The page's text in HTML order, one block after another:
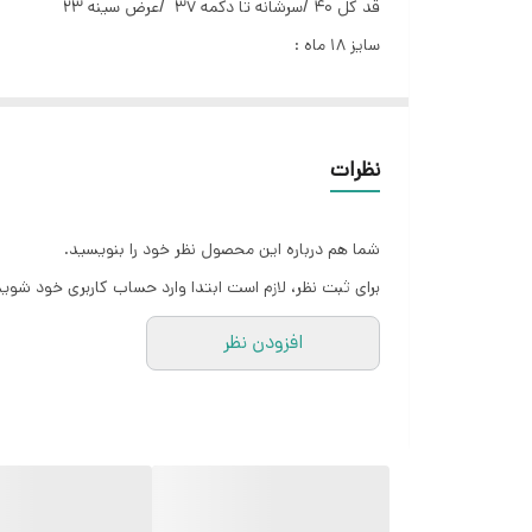
قد کل ۴۰ /سرشانه تا دکمه ۳۷ /عرض سینه ۲۳
سایز ۱۸ ماه :
نظرات
شما هم درباره این محصول نظر خود را بنویسید.
برای ثبت نظر، لازم است ابتدا وارد حساب کاربری خود
افزودن نظر